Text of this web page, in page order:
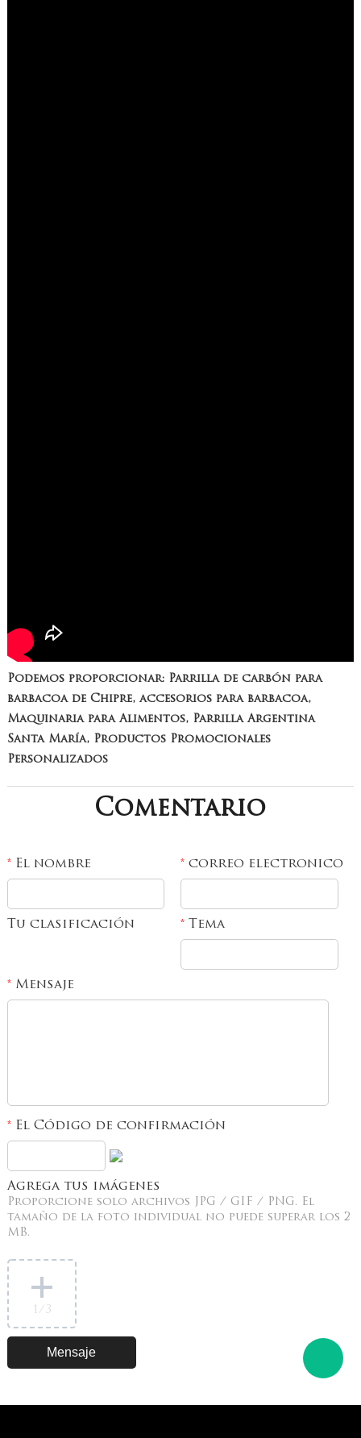
Podemos proporcionar: Parrilla de carbón para
barbacoa de Chipre, accesorios para barbacoa,
Maquinaria para Alimentos, Parrilla Argentina
Santa María, Productos Promocionales
Personalizados
Comentario
*El nombre *correo electronico
Tu clasificación *Tema
*Mensaje
*El Código de confirmación
Agrega tus imágenes
Proporcione solo archivos JPG / GIF / PNG. El
tamaño de la foto individual no puede superar los 2
MB.
1 /3